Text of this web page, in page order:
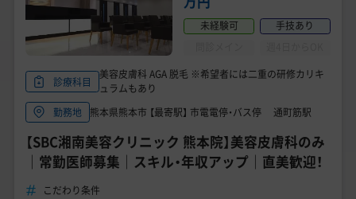
未経験可
手技あり
診療科目
美容皮膚科 AGA 脱毛 ※希望者には二重の研修カリキ
ュラムもあり
勤務地
熊本県熊本市 【最寄駅】 市電電停・バス停 通町筋駅
【SBC湘南美容クリニック 熊本院】美容皮膚科のみ
｜常勤医師募集｜スキル・年収アップ｜直美歓迎！
こだわり条件